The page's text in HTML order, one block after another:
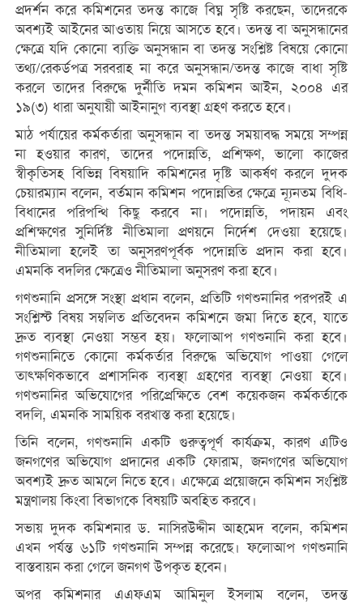
প্রদর্শন করে কমিশনের তদন্ত কাজে বিঘ্ন সৃষ্টি করছেন, তাদেরকে
অবশ্যই আইনের আওতায় নিয়ে আসতে হবে। তদন্ত বা অনুসন্ধানের
ক্ষেত্রে যদি কোনো ব্যক্তি অনুসন্ধান বা তদন্ত সংশ্লিষ্ট বিষয়ে কোনো
তথ্য/রেকর্ডপত্র সরবরাহ না করে অনুসন্ধান/তদন্ত কাজে বাধা সৃষ্টি
করলে তাদের বিরুদ্ধে দুর্নীতি দমন কমিশন আইন, ২০০৪ এর
১৯(৩) ধারা অনুযায়ী আইনানুগ ব্যবস্থা গ্রহণ করতে হবে।
মাঠ পর্যায়ের কর্মকর্তারা অনুসন্ধান বা তদন্ত সময়াবদ্ধ সময়ে সম্পন্ন
না হওয়ার কারণ, তাদের পদোন্নতি, প্রশিক্ষণ, ভালো কাজের
স্বীকৃতিসহ বিভিন্ন বিষয়াদি কমিশনের দৃষ্টি আকর্ষণ করলে দুদক
চেয়ারম্যান বলেন, বর্তমান কমিশন পদোন্নতির ক্ষেত্রে ন্যূনতম বিধি-
বিধানের পরিপন্থি কিছু করবে না। পদোন্নতি, পদায়ন এবং
প্রশিক্ষণের সুনির্দিষ্ট নীতিমালা প্রণয়নে নির্দেশ দেওয়া হয়েছে।
নীতিমালা হলেই তা অনুসরণপূর্বক পদোন্নতি প্রদান করা হবে।
এমনকি বদলির ক্ষেত্রেও নীতিমালা অনুসরণ করা হবে।
গণশুনানি প্রসঙ্গে সংস্থা প্রধান বলেন, প্রতিটি গণশুনানির পরপরই এ
সংশ্লিস্ট বিষয় সম্বলিত প্রতিবেদন কমিশনে জমা দিতে হবে, যাতে
দ্রুত ব্যবস্থা নেওয়া সম্ভব হয়। ফলোআপ গণশুনানি করা হবে।
গণশুনানিতে কোনো কর্মকর্তার বিরুদ্ধে অভিযোগ পাওয়া গেলে
তাৎক্ষণিকভাবে প্রশাসনিক ব্যবস্থা গ্রহণের ব্যবস্থা নেওয়া হবে।
গণশুনানির অভিযোগের পরিপ্রেক্ষিতে বেশ কয়েকজন কর্মকর্তাকে
বদলি, এমনকি সাময়িক বরখাস্ত করা হয়েছে।
তিনি বলেন, গণশুনানি একটি গুরুত্বপূর্ণ কার্যক্রম, কারণ এটিও
জনগণের অভিযোগ প্রদানের একটি ফোরাম, জনগণের অভিযোগ
অবশ্যই দ্রুত আমলে নিতে হবে। এক্ষেত্রে প্রয়োজনে কমিশন সংশ্লিষ্ট
মন্ত্রণালয় কিংবা বিভাগকে বিষয়টি অবহিত করবে।
সভায় দুদক কমিশনার ড. নাসিরউদ্দীন আহমেদ বলেন, কমিশন
এখন পর্যন্ত ৬১টি গণশুনানি সম্পন্ন করেছে। ফলোআপ গণশুনানি
বাস্তবায়ন করা গেলে জনগণ উপকৃত হবেন।
অপর কমিশনার এএফএম আমিনুল ইসলাম বলেন, তদন্ত